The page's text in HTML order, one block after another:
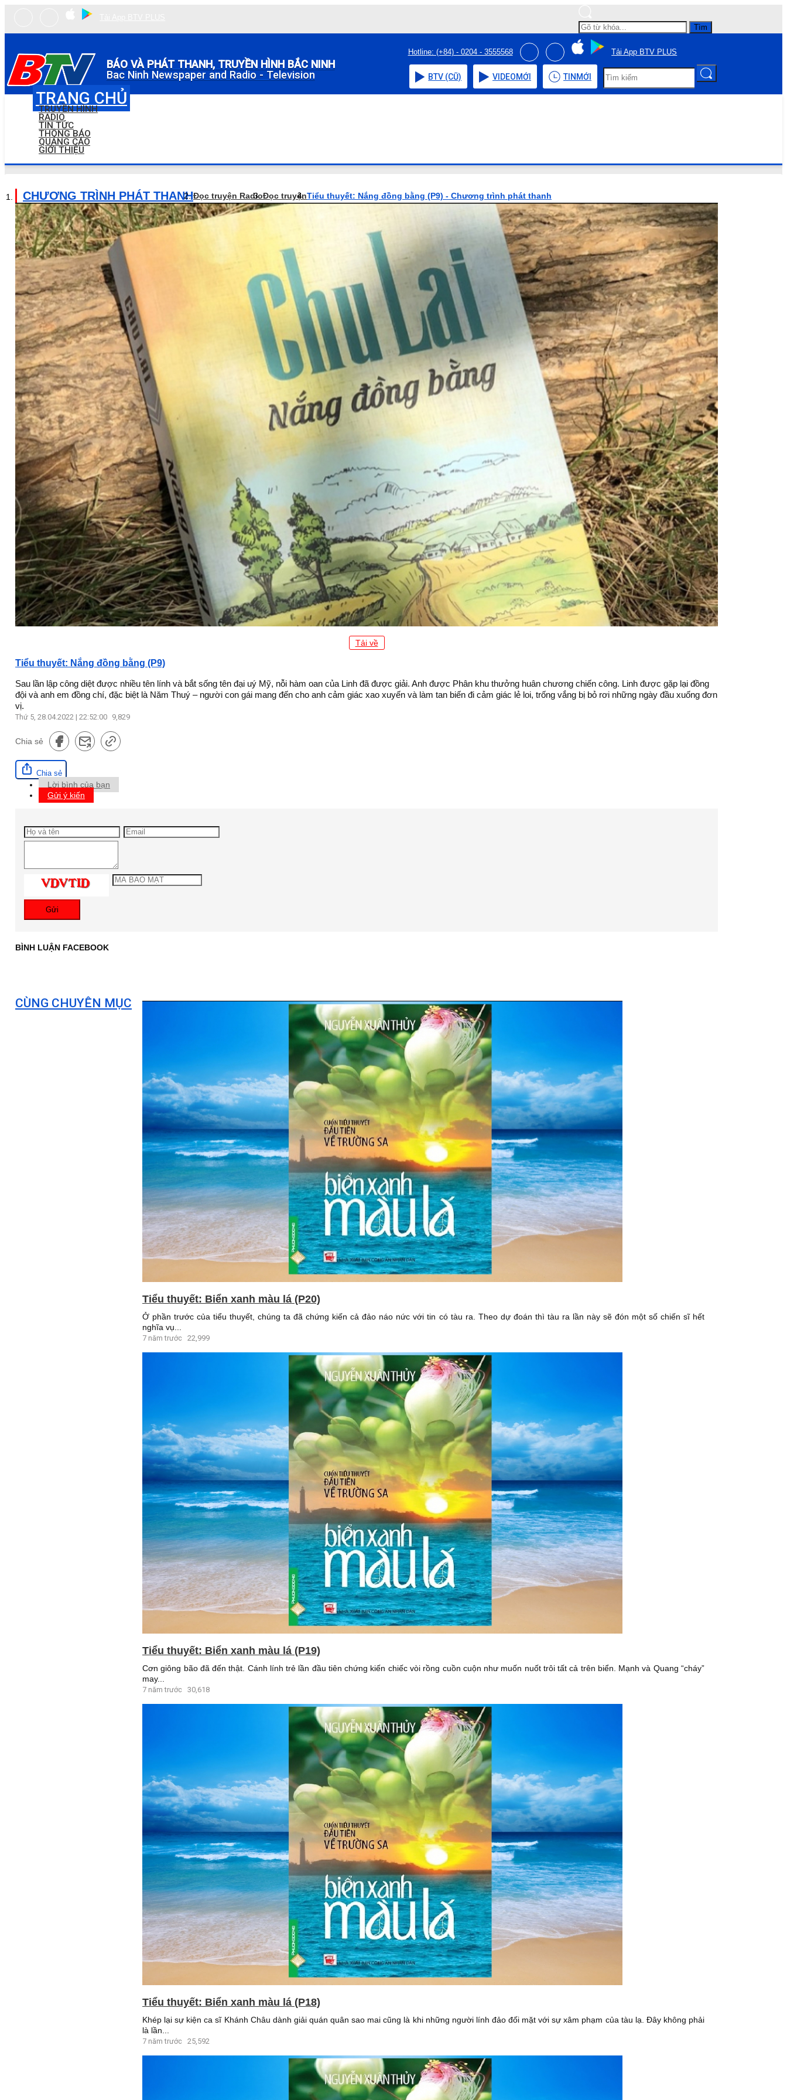
Tìm
BÁO VÀ PHÁT THANH, TRUYỀN HÌNH BẮC NINH
Bac Ninh Newspaper and Radio - Television
Hotline: (+84) - 0204 - 3555568 Tải App BTV PLUS
BTV (CŨ) VIDEOMỚI TIN MỚI
TRANG CHỦ
TRUYỀN HÌNH
RADIO
TIN TỨC
THÔNG BÁO
QUẢNG CÁO
GIỚI THIỆU
CHƯƠNG TRÌNH PHÁT THANHĐọc truyện RadioĐọc truyệnTiểu thuyết: Nắng đồng bằng (P9) - Chương trình phát thanh
Tải về
Tiểu thuyết: Nắng đồng bằng (P9)
Sau lần lập công diệt được nhiều tên lính và bắt sống tên đại uý Mỹ, nỗi hàm oan của Linh đã được giải. Anh được Phân khu thưởng huân chương chiến công. Linh được gặp lại đồng
đội và anh em đồng chí, đặc biệt là Năm Thuý – người con gái mang đến cho anh cảm giác xao xuyến và làm tan biến đi cảm giác lẻ loi, trống vắng bị bỏ rơi những ngày đầu xuống đơn
vị.
Thứ 5, 28.04.2022 | 22:52:00 9,829
Chia sẻ
Chia sẻ
Lời bình của bạn
Gửi ý kiến
Gửi
BÌNH LUẬN FACEBOOK
CÙNG CHUYÊN MỤC
Tiểu thuyết: Biển xanh màu lá (P20)
Ở phần trước của tiểu thuyết, chúng ta đã chứng kiến cả đảo náo nức với tin có tàu ra. Theo dự đoán thì tàu ra lần này sẽ đón một số chiến sĩ hết
nghĩa vụ...
7 năm trước 22,999
Tiểu thuyết: Biển xanh màu lá (P19)
Cơn giông bão đã đến thật. Cánh lính trẻ lần đầu tiên chứng kiến chiếc vòi rồng cuồn cuộn như muốn nuốt trôi tất cả trên biển. Mạnh và Quang “cháy”
may...
7 năm trước 30,618
Tiểu thuyết: Biển xanh màu lá (P18)
Khép lại sự kiện ca sĩ Khánh Châu dành giải quán quân sao mai cũng là khi những người lính đảo đối mặt với sự xâm phạm của tàu lạ. Đây không phải
là lần...
7 năm trước 25,592